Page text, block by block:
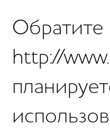
Обратите
http://